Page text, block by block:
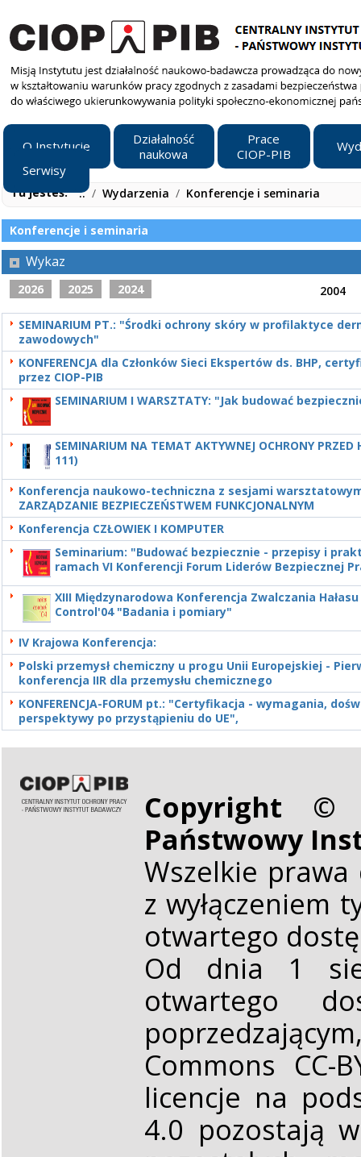
O Instytucie
Działalność
naukowa
Prace
CIOP-PIB
Serwisy
Tu jesteś: ../ Wydarzenia / Konferencje i seminaria
Konferencje i seminaria
Wykaz
2026 2025 2024 2004
SEMINARIUM PT.: "Środki ochrony skóry w profilaktyce
zawodowych"
KONFERENCJA dla Członków Sieci Ekspertów ds. BHP,
przez CIOP-PIB
SEMINARIUM I WARSZTATY: "Jak budować
SEMINARIUM NA TEMAT AKTYWNEJ OCHRONY PRZED
111)
Konferencja naukowo-techniczna z sesjami
ZARZĄDZANIE BEZPIECZEŃSTWEM FUNKCJONALNYM
Konferencja CZŁOWIEK I KOMPUTER
Seminarium: "Budować bezpiecznie - przepisy i
ramach VI Konferencji Forum Liderów Bezpiecznej
XIII Międzynarodowa Konferencja Zwalczania
Control'04 "Badania i pomiary"
IV Krajowa Konferencja:
Polski przemysł chemiczny u progu Unii Europejskiej -
konferencja IIR dla przemysłu chemicznego
KONFERENCJA-FORUM pt.: "Certyfikacja - wymagania,
perspektywy po przystąpieniu do UE",
Copyright ©
Państwowy
Wszelkie
z wyłączeniem
otwartego
Od dnia 1
otwartego
Commons CC-
licencje na
4.0 pozostają